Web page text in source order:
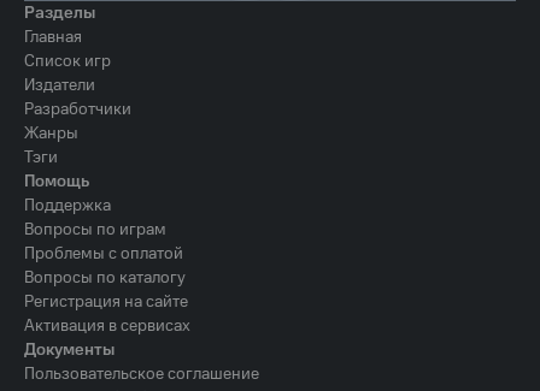
Разделы
Главная
Список игр
Издатели
Разработчики
Жанры
Тэги
Помощь
Поддержка
Вопросы по играм
Проблемы с оплатой
Вопросы по каталогу
Регистрация на сайте
Активация в сервисах
Документы
Пользовательское соглашение